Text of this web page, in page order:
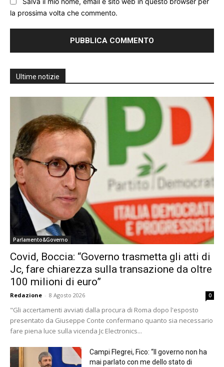
la prossima volta che commento.
Ultime notizie
Parlamento&Governo
Covid, Boccia: “Governo trasmetta gli atti di
Jc, fare chiarezza sulla transazione da oltre
100 milioni di euro”
Redazione - 8 Agosto 2026 0
"Gli accertamenti avviati dalla procura di Roma dopo l'esposto
presentato da Giuseppe Conte confermano quanto sia necessario
fare piena luce sulla vicenda Jc Electronics...
Campi Flegrei, Fico: “Il governo non ha
mai parlato con me dello stato di